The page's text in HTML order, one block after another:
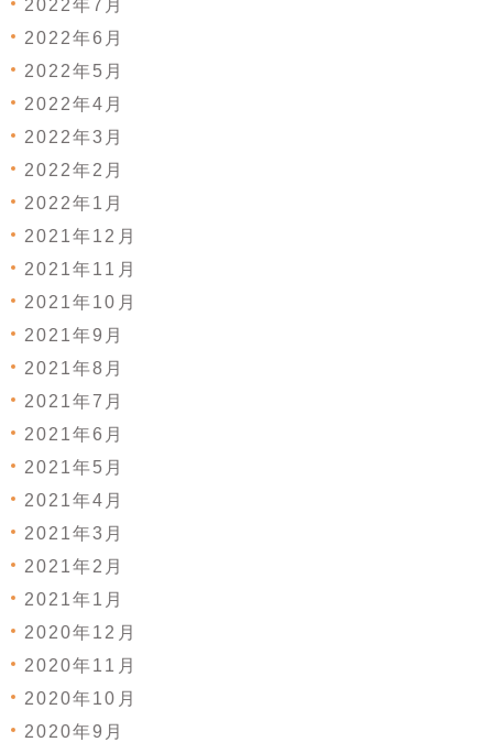
2022年7月
2022年6月
2022年5月
2022年4月
2022年3月
2022年2月
2022年1月
2021年12月
2021年11月
2021年10月
2021年9月
2021年8月
2021年7月
2021年6月
2021年5月
2021年4月
2021年3月
2021年2月
2021年1月
2020年12月
2020年11月
2020年10月
2020年9月